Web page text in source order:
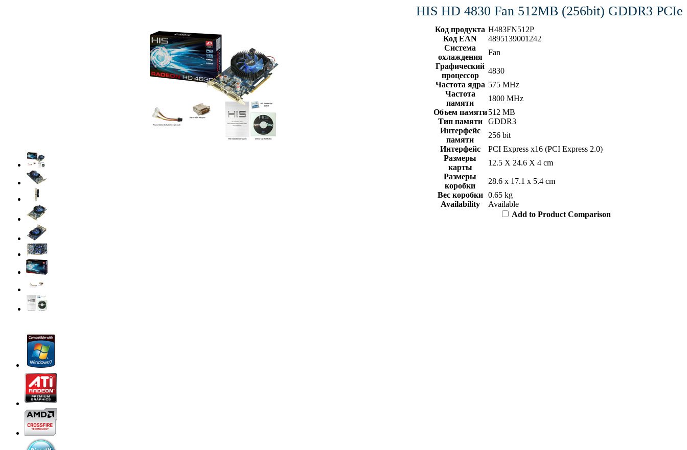
HIS HD 4830 Fan 512MB (256bit) GDDR3 PCIe
Код продукта H483FN512P
Код EAN
4895139001242
Система
охлаждения
Fan
Графический
процессор
4830
Частота ядра 575 MHz
Частота
памяти
1800 MHz
Объем памяти 512 MB
Тип памяти
GDDR3
Интерфейс
памяти
256 bit
Интерфейс
PCI Express x16 (PCI Express 2.0)
Размеры
карты
12.5 X 24.6 X 4 cm
Размеры
коробки
28.6 x 17.1 x 5.4 cm
Вес коробки
0.65 kg
Availability
Available
Add to Product Comparison